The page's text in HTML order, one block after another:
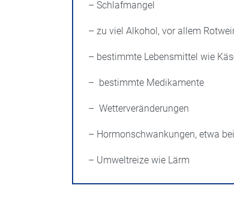
– Schlafmangel
– zu viel Alkohol, vor allem
– bestimmte Lebensmittel wie
– bestimmte Medikamente
– Wetterveränderungen
– Hormonschwankungen, etwa
– Umweltreize wie Lärm